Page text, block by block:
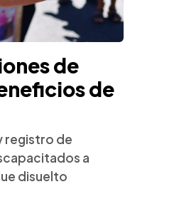
de
de
registro de
a
disuelto